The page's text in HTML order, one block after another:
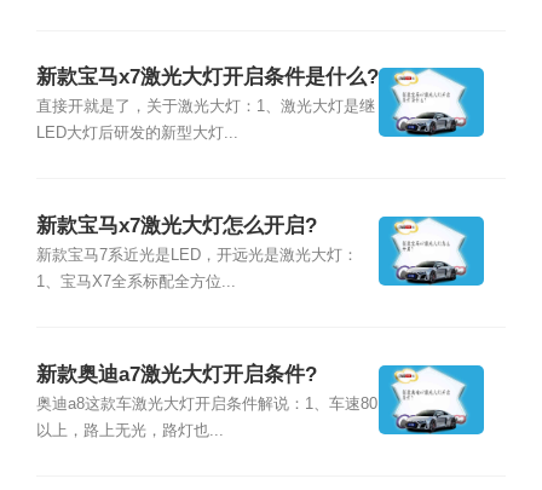
新款宝马x7激光大灯开启条件是什么?
直接开就是了，关于激光大灯：1、激光大灯是继
LED大灯后研发的新型大灯...
新款宝马x7激光大灯怎么开启?
新款宝马7系近光是LED，开远光是激光大灯：
1、宝马X7全系标配全方位...
新款奥迪a7激光大灯开启条件?
奥迪a8这款车激光大灯开启条件解说：1、车速80
以上，路上无光，路灯也...